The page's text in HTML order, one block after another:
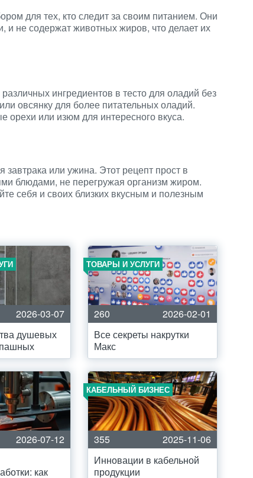
для тех, кто следит за своим питанием. Они
не содержат животных жиров, что делает их
ингредиентов в тесто для оладий без
овсянку для более питательных оладий.
орехи или изюм для интересного вкуса.
или ужина. Этот рецепт прост в
блюдами, не перегружая организм жиром.
себя и своих близких вкусным и полезным
2026-03-07
душевых
ТОВАРЫ И УСЛУГИ
260
2026-02-01
Все секреты накрутки
Макс
2026-07-12
как
КАБЕЛЬНЫЙ БИЗНЕС
355
2025-11-06
Инновации в кабельной
продукции